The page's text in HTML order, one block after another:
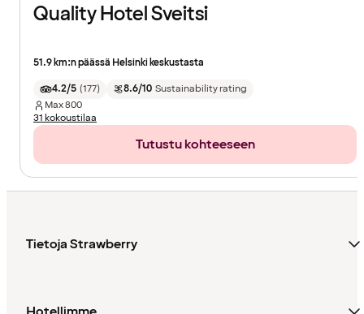
Quality Hotel Sveitsi
51.9 km:n päässä Helsinki keskustasta
4.2/5 (177) 8.6/10 Sustainability rating
Max800
31 kokoustilaa
Tutustu kohteeseen
Tietoja Strawberry